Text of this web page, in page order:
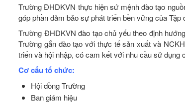
Trường ĐHDKVN thực hiện sứ mệnh đào tạo
góp phần đảm bảo sự phát triển bền vững của
Trường ĐHDKVN đào tạo chủ yếu theo định
Trường gắn đào tạo với thực tế sản xuất và
triển và hội nhập, có cam kết với nhu cầu sử dụng
Cơ cấu tổ chức:
Hội đồng Trường
Ban giám hiệu